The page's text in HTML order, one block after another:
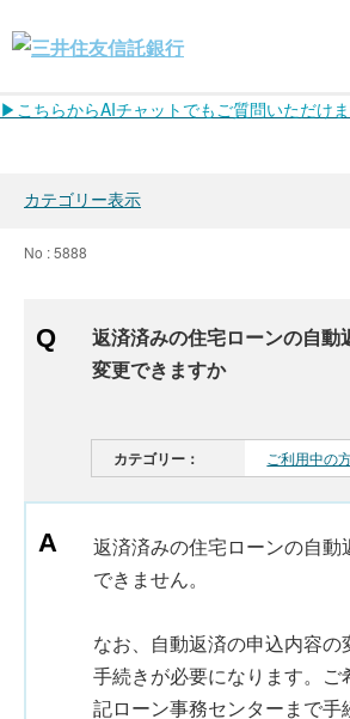
▶こちらからAIチャットでもご質問いただけ
カテゴリー表示
No : 5888
返済済みの住宅ローンの自動
変更できますか
カテゴリー： ご利用中の
返済済みの住宅ローンの自動
できません。
なお、自動返済の申込内容の
手続きが必要になります。ご
記ローン事務センターまで手